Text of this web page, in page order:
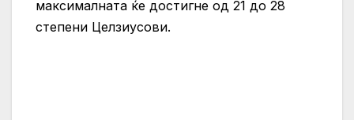
максималната ќе достигне од 21 до 28
степени Целзиусови.